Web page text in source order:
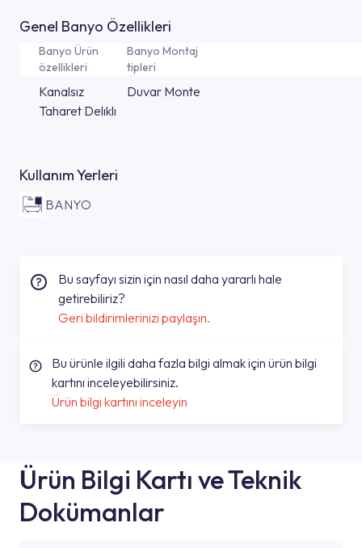
Genel Banyo Özellikleri
Banyo Ürün
özellikleri
Banyo Montaj
tipleri
Kanalsız
Taharet Delıklı
Duvar Monte
Kullanım Yerleri
BANYO
Bu sayfayı sizin için nasıl daha yararlı hale
getirebiliriz?
Geri bildirimlerinizi paylaşın.
Bu ürünle ilgili daha fazla bilgi almak için ürün bilgi
kartını inceleyebilirsiniz.
Ürün bilgi kartını inceleyin
Ürün Bilgi Kartı ve Teknik
Dokümanlar